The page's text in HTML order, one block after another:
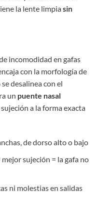
la lente limpiasin
incomodidad en gafas
con la morfología de
desalinea con el
un puente nasal
a la forma exacta
de dorso alto o bajo
sujeción = la gafa no
ni molestias en salidas